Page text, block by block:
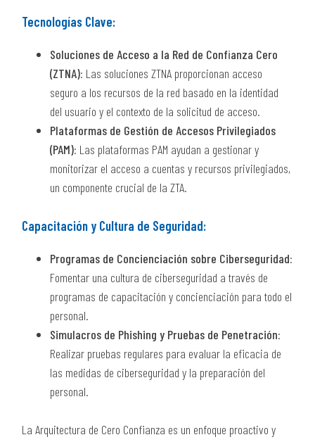
Tecnologías Clave:
Soluciones de Acceso a la Red de Confianza Cero
(ZTNA): Las soluciones ZTNA proporcionan acceso
seguro a los recursos de la red basado en la identidad
del usuario y el contexto de la solicitud de acceso.
Plataformas de Gestión de Accesos Privilegiados
(PAM): Las plataformas PAM ayudan a gestionar y
monitorizar el acceso a cuentas y recursos privilegiados,
un componente crucial de la ZTA.
Capacitación y Cultura de Seguridad:
Programas de Concienciación sobre Ciberseguridad:
Fomentar una cultura de ciberseguridad a través de
programas de capacitación y concienciación para todo el
personal.
Simulacros de Phishing y Pruebas de Penetración:
Realizar pruebas regulares para evaluar la eficacia de
las medidas de ciberseguridad y la preparación del
personal.
La Arquitectura de Cero Confianza es un enfoque proactivo y